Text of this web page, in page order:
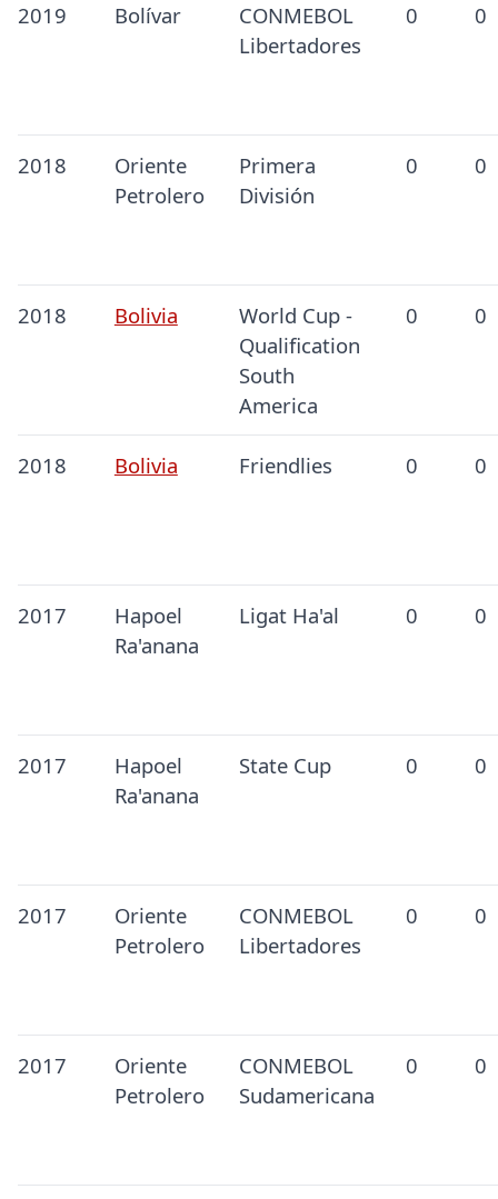
2019 Bolívar
CONMEBOL
Libertadores
0 0
2018
Oriente
Petrolero
Primera
División
0 0
2018 Bolivia
World Cup -
Qualification
South
America
0 0
2018 Bolivia Friendlies 0 0
2017
Hapoel
Ra'anana
Ligat Ha'al 0 0
2017
Hapoel
Ra'anana
State Cup 0 0
2017
Oriente
Petrolero
CONMEBOL
Libertadores
0 0
2017
Oriente
Petrolero
CONMEBOL
Sudamericana
0 0